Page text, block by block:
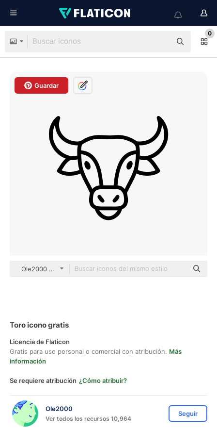
0
Guardar
Ole2000 Others
Toro icono gratis
Licencia de Flaticon
Gratis para uso personal o comercial con atribución. Más
información
Se requiere atribución ¿Cómo atribuir?
Ole2000
Ver todos los recursos 10,964
Seguir